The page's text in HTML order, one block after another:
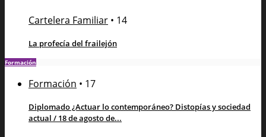
Cartelera Familiar • 14
La profecía del frailejón
Formación
Formación • 17
Diplomado ¿Actuar lo contemporáneo? Distopías y sociedad
actual / 18 de agosto de...